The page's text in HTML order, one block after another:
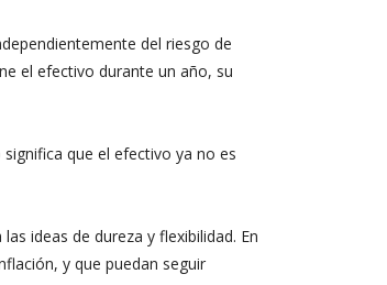
del riesgo de
el efectivo durante un año, su
que el efectivo ya no es
ideas de dureza y flexibilidad. En
y que puedan seguir